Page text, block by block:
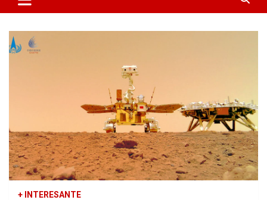
+ INTERESANTE